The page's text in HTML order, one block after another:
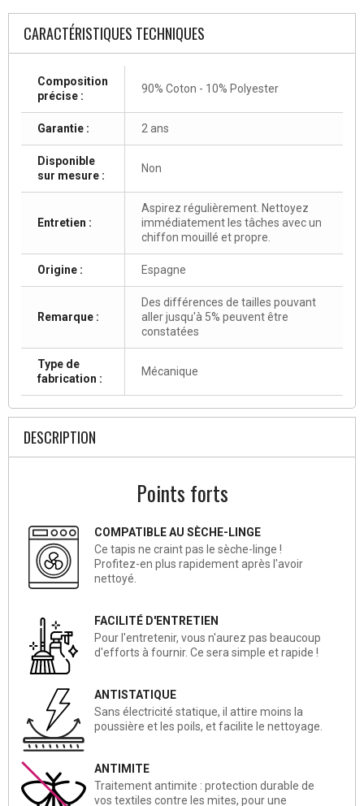
CARACTÉRISTIQUES TECHNIQUES
Composition
précise :
90% Coton - 10% Polyester
Garantie : 2 ans
Disponible
sur mesure :
Non
Entretien :
Aspirez régulièrement. Nettoyez
immédiatement les tâches avec un
chiffon mouillé et propre.
Origine : Espagne
Remarque :
Des différences de tailles pouvant
aller jusqu'à 5% peuvent être
constatées
Type de
fabrication :
Mécanique
DESCRIPTION
Points forts
COMPATIBLE AU SÈCHE-LINGE
Ce tapis ne craint pas le sèche-linge !
Profitez-en plus rapidement après l'avoir
nettoyé.
FACILITÉ D'ENTRETIEN
Pour l'entretenir, vous n'aurez pas beaucoup
d'efforts à fournir. Ce sera simple et rapide !
ANTISTATIQUE
Sans électricité statique, il attire moins la
poussière et les poils, et facilite le nettoyage.
ANTIMITE
Traitement antimite : protection durable de
vos textiles contre les mites, pour une